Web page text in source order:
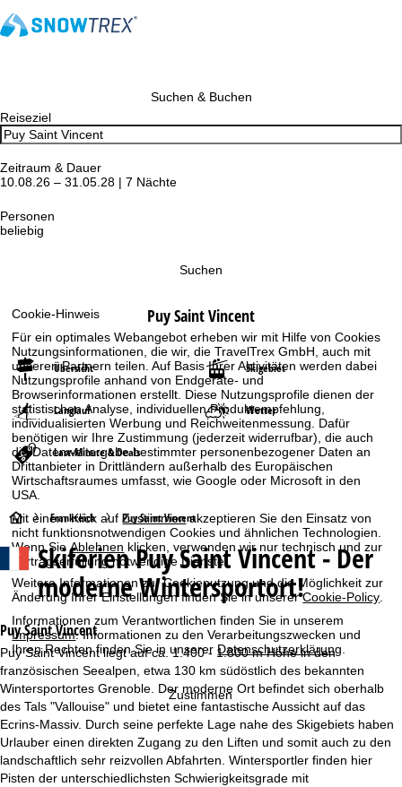
Cookie-Hinweis
Für ein optimales Webangebot erheben wir mit Hilfe von Cookies
Nutzungsinformationen, die wir, die TravelTrex GmbH, auch mit
unseren Partnern teilen. Auf Basis Ihrer Aktivitäten werden dabei
Nutzungsprofile anhand von Endgeräte- und
Browserinformationen erstellt. Diese Nutzungsprofile dienen der
statistischen Analyse, individuellen Produktempfehlung,
individualisierten Werbung und Reichweitenmessung. Dafür
benötigen wir Ihre Zustimmung (jederzeit widerrufbar), die auch
die Datenweitergabe bestimmter personenbezogener Daten an
Drittanbieter in Drittländern außerhalb des Europäischen
Wirtschaftsraumes umfasst, wie Google oder Microsoft in den
USA.
Mit einem Klick aufZustimmenakzeptieren Sie den Einsatz von
nicht funktionsnotwendigen Cookies und ähnlichen Technologien.
Wenn SieAblehnen klicken, verwenden wir nur technisch und zur
Vertragserfüllung notwendige Dienste.
Weitere Informationen zur Cookienutzung und die Möglichkeit zur
Änderung Ihrer Einstellungen finden Sie in unsererCookie-Policy
Informationen zum Verantwortlichen finden Sie in unserem
Impressum. Informationen zu den Verarbeitungszwecken und
Ihren Rechten finden Sie in unsererDatenschutzerklärung
Zustimmen
Suchen & Buchen
Reiseziel
Zeitraum & Dauer
10.08.26 – 31.05.28 | 7 Nächte
Personen
beliebig
Suchen
Puy Saint Vincent
Übersicht Skigebiet
Langlauf Wetter
Last-Minute & Deals
S
t
a
r
t
s
e
i
Frankreich Puy Saint Vincent
SkiferienPuy Saint Vincent - Der
moderne Wintersportort!
Puy Saint Vincent
Puy Saint Vincent liegt auf ca. 1.400 - 1.800 m Höhe in den
französischen Seealpen, etwa 130 km südöstlich des bekannten
Wintersportortes Grenoble. Der moderne Ort befindet sich oberhalb
des Tals "Vallouise" und bietet eine fantastische Aussicht auf das
Ecrins-Massiv. Durch seine perfekte Lage nahe des Skigebiets haben
Urlauber einen direkten Zugang zu den Liften und somit auch zu den
landschaftlich sehr reizvollen Abfahrten. Wintersportler finden hier
Pisten der unterschiedlichsten Schwierigkeitsgrade mit